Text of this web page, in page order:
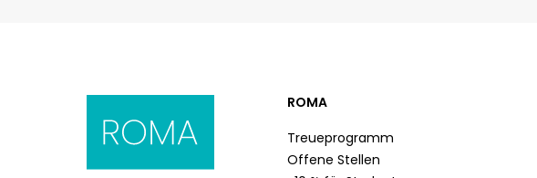
ROMA
Treueprogramm
Offene Stellen